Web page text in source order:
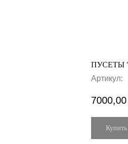
ПУСЕТЫ
Артикул:
7000,00
Купить